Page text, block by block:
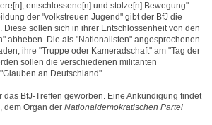
entschlossene[n] und stolze[n] Bewegung"
der "volkstreuen Jugend" gibt der BfJ die
sollen sich in ihrer Entschlossenheit von den
abheben. Die als "Nationalisten" angesprochenen
ihre "Truppe oder Kameradschaft" am "Tag der
sollen die verschiedenen militanten
an Deutschland".
BfJ-Treffen geworben. Eine Ankündigung findet
dem Organ der Nationaldemokratischen Partei